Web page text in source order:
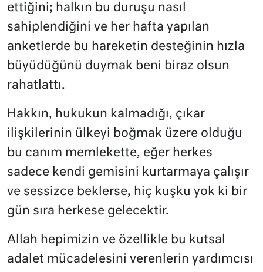
ettiğini; halkın bu duruşu nasıl
sahiplendiğini ve her hafta yapılan
anketlerde bu hareketin desteğinin hızla
büyüdüğünü duymak beni biraz olsun
rahatlattı.
Hakkın, hukukun kalmadığı, çıkar
ilişkilerinin ülkeyi boğmak üzere olduğu
bu canım memlekette, eğer herkes
sadece kendi gemisini kurtarmaya çalışır
ve sessizce beklerse, hiç kuşku yok ki bir
gün sıra herkese gelecektir.
Allah hepimizin ve özellikle bu kutsal
adalet mücadelesini verenlerin yardımcısı